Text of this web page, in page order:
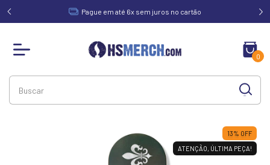
de Pague em até 6x sem juros no cartão
0
13% OFF
ATENÇÃO, ÚLTIMA PEÇA!